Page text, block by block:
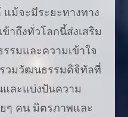
ม้จะมีระยะทางทาง
าถึงทั่วโลกนี้ส่งเสริม
รมและความเข้าใจ
วมวัฒนธรรมดิจิทัลที่
ละแบ่งปันความ
ๆ คน มิตรภาพและ